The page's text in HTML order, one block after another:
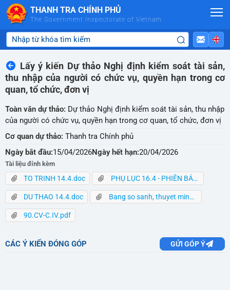
Skip to Main Content
THANH TRA CHÍNH PHỦ
The Government Inspectorate of Vietnam
Lấy ý kiến Dự thảo Nghị định kiểm soát tài sản,
thu nhập của người có chức vụ, quyền hạn trong cơ
quan, tổ chức, đơn vị
Toàn văn dự thảo: Dự thảo Nghị định kiểm soát tài sản, thu nhập
của người có chức vụ, quyền hạn trong cơ quan, tổ chức, đơn vị
Cơ quan dự thảo: Thanh tra Chính phủ
Ngày bắt đầu:15/04/2026Ngày hết hạn:20/04/2026
Tài liệu đính kèm
TO TRINH 14.4.doc PHỤ LỤC 16.4 - PHIÊN BẢN ĐIỆN TỬ.docx
DU THAO 14.4.doc Bang so sanh, thuyet minh.docx
90.CV-C.IV.pdf
CÁC Ý KIẾN ĐÓNG GÓP GỬI GÓP Ý